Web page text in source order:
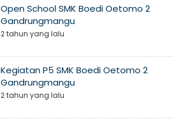
Open School SMK Boedi Oetomo 2
Gandrungmangu
2 tahun yang lalu
Kegiatan P5 SMK Boedi Oetomo 2
Gandrungmangu
2 tahun yang lalu